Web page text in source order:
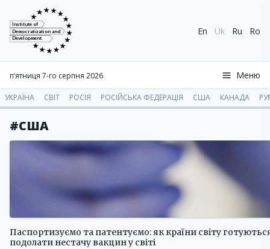
Institute of
Democratization and
Development
En Uk Ru Ro
п’ятниця 7-го серпня 2026 Меню
УКРАЇНА СВІТ РОСІЯ РОСІЙСЬКА ФЕДЕРАЦІЯ США КАНАДА
#США
Паспортизуємо та патентуємо: як країни світу
подолати нестачу вакцин у світі